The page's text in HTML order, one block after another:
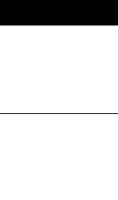
enthält 0